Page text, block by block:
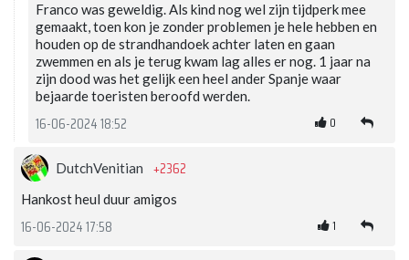
Franco was geweldig. Als kind nog wel zijn tijdperk mee
gemaakt, toen kon je zonder problemen je hele hebben en
houden op de strandhandoek achter laten en gaan
zwemmen en als je terug kwam lag alles er nog. 1 jaar na
zijn dood was het gelijk een heel ander Spanje waar
bejaarde toeristen beroofd werden.
16-06-2024 18:52 0
DutchVenitian +2362
Hankost heul duur amigos
16-06-2024 17:58 1